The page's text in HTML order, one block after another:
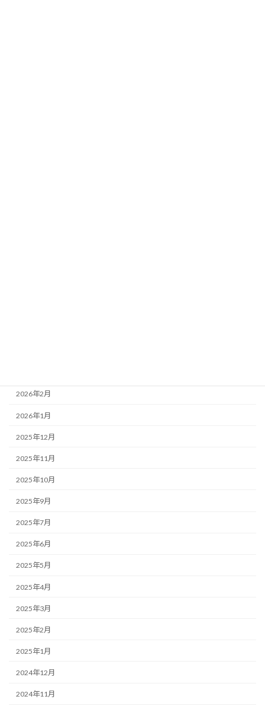
2026年2月
2026年1月
2025年12月
2025年11月
2025年10月
2025年9月
2025年7月
2025年6月
2025年5月
2025年4月
2025年3月
2025年2月
2025年1月
2024年12月
2024年11月